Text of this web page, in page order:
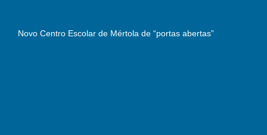
Novo Centro Escolar de Mértola de “portas abertas”